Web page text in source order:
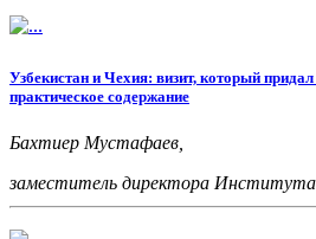
Узбекистан и Чехия: визит, который
практическое содержание
Бахтиер Мустафаев,
заместитель директора Института
межрегиональных исследований при
Узбекистан